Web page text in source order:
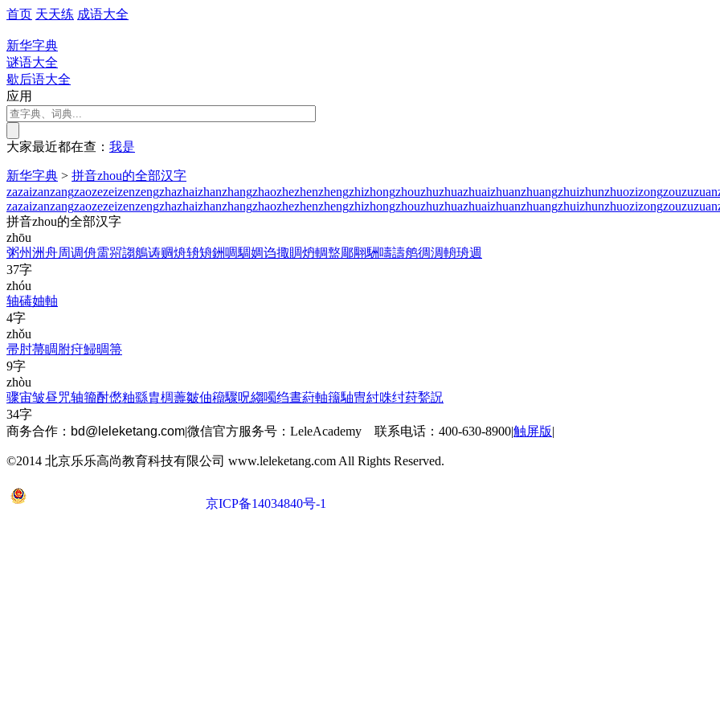
首页 天天练 成语大全
新华字典
谜语大全
歇后语大全
应用
大家最近都在查： 我是
新华字典 > 拼音zhou的全部汉字
zazaizanzangzaozezeizenzengzhazhaizhanzhangzhaozhezhenzhengzhizhongzhouzhuzhuazhuaizhuanzhuangzhuizhunzhuozizongzouzuzuan
zazaizanzangzaozezeizenzengzhazhaizhanzhangzhaozhezhenzhengzhizhongzhouzhuzhuazhuaizhuanzhuangzhuizhunzhuozizongzouzuzuan
拼音zhou的全部汉字
zhōu
粥州洲舟周调侜霌喌謅鵃诪赒烐辀矪銂啁騆婤诌掫賙炿輖盩郮翢駲嚋譸鸼徟淍輈珘週
37字
zhóu
轴碡妯軸
4字
zhǒu
帚 肘菷睭胕疛鯞晭箒
9字
zhòu
骤宙皱昼咒轴籀酎僽粙繇胄椆薵皺伷籕驟呪縐噣绉晝葤軸籒駎冑紂咮纣荮甃詋
34字
商务合作： bd@leleketang.com|微信官方服务号：LeleAcademy 联系电话：400-630-8900|触屏版|
©2014 北京乐乐高尚教育科技有限公司 www.leleketang.com All Rights Reserved.
京ICP备14034840号-1